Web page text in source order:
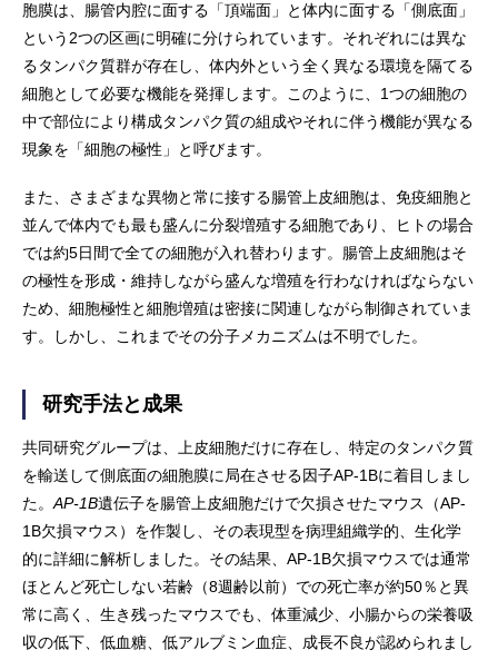
胞膜は、腸管内腔に面する「頂端面」と体内に面する「側底面」
という2つの区画に明確に分けられています。それぞれには異な
るタンパク質群が存在し、体内外という全く異なる環境を隔てる
細胞として必要な機能を発揮します。このように、1つの細胞の
中で部位により構成タンパク質の組成やそれに伴う機能が異なる
現象を「細胞の極性」と呼びます。
また、さまざまな異物と常に接する腸管上皮細胞は、免疫細胞と
並んで体内でも最も盛んに分裂増殖する細胞であり、ヒトの場合
では約5日間で全ての細胞が入れ替わります。腸管上皮細胞はそ
の極性を形成・維持しながら盛んな増殖を行わなければならない
ため、細胞極性と細胞増殖は密接に関連しながら制御されていま
す。しかし、これまでその分子メカニズムは不明でした。
研究手法と成果
共同研究グループは、上皮細胞だけに存在し、特定のタンパク質
を輸送して側底面の細胞膜に局在させる因子AP-1Bに着目しまし
た。 AP-1B遺伝子を腸管上皮細胞だけで欠損させたマウス（AP-
1B欠損マウス）を作製し、その表現型を病理組織学的、生化学
的に詳細に解析しました。その結果、AP-1B欠損マウスでは通常
ほとんど死亡しない若齢（8週齢以前）での死亡率が約50％と異
常に高く、生き残ったマウスでも、体重減少、小腸からの栄養吸
収の低下、低血糖、低アルブミン血症、成長不良が認められまし